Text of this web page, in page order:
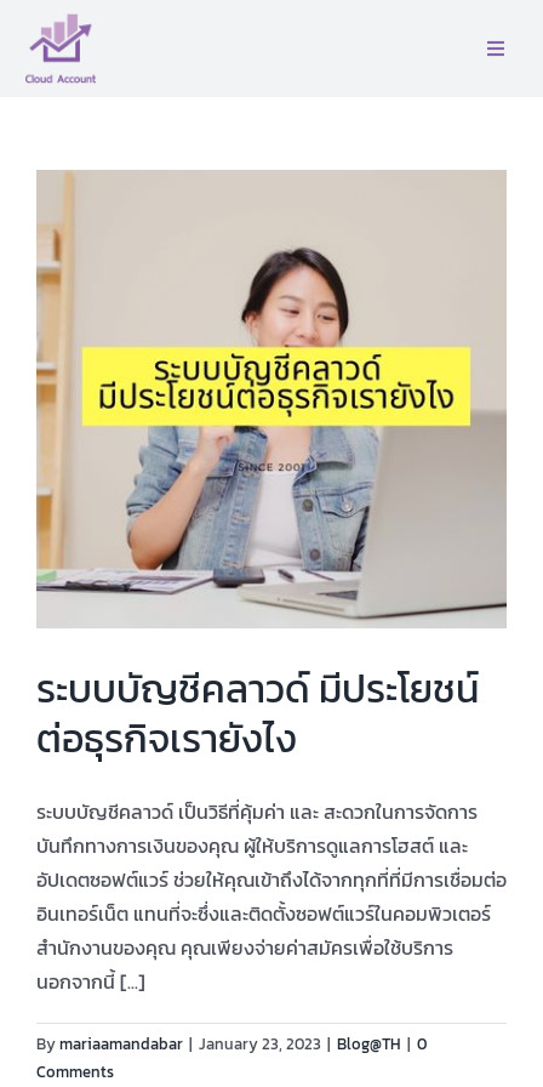
content
Toggle
บริการ
ติดต่อ
บล็อค
สมัครใช้บริการ
ระบบบัญชีคลาวด์ มีประโยชน์
ต่อธุรกิจเรายังไง
ระบบบัญชีคลาวด์ เป็นวิธีที่คุ้มค่า และ สะดวกในการจัดการ
บันทึกทางการเงินของคุณ ผู้ให้บริการดูแลการโฮสต์ และ
อัปเดตซอฟต์แวร์ ช่วยให้คุณเข้าถึงได้จากทุกที่ที่มีการเชื่อมต่อ
อินเทอร์เน็ต แทนที่จะซึ่งและติดตั้งซอฟต์แวร์ในคอมพิวเตอร์
สำนักงานของคุณ คุณเพียงจ่ายค่าสมัครเพื่อใช้บริการ
นอกจากนี้ [...]
Bymariaamandabar | January 23, 2023 | Blog@TH | 0
Comments